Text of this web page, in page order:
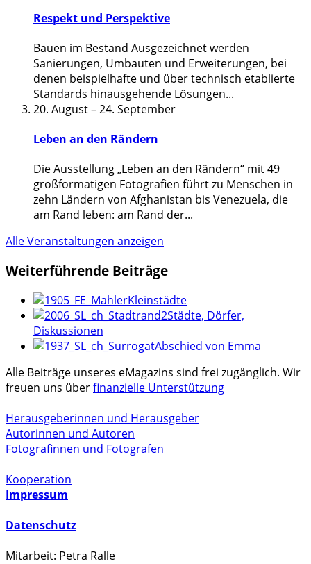
Respekt und Perspektive
Bauen im Bestand Ausgezeichnet werden
Sanierungen, Umbauten und Erweiterungen, bei
denen beispielhafte und über technisch etablierte
Standards hinausgehende Lösungen...
20. August–24. September
Leben an den Rändern
Die Ausstellung „Leben an den Rändern“ mit 49
großformatigen Fotografien führt zu Menschen in
zehn Ländern von Afghanistan bis Venezuela, die
am Rand leben: am Rand der...
Alle Veranstaltungen anzeigen
Weiterführende Beiträge
Kleinstädte
Städte, Dörfer,
Diskussionen
Abschied von Emma
Alle Beiträge unseres eMagazins sind frei zugänglich. Wir
freuen uns überfinanzielle Unterstützung
Herausgeberinnen und Herausgeber
Autorinnen und Autoren
Fotografinnen und Fotografen
Kooperation
Impressum
Datenschutz
Mitarbeit: Petra Ralle